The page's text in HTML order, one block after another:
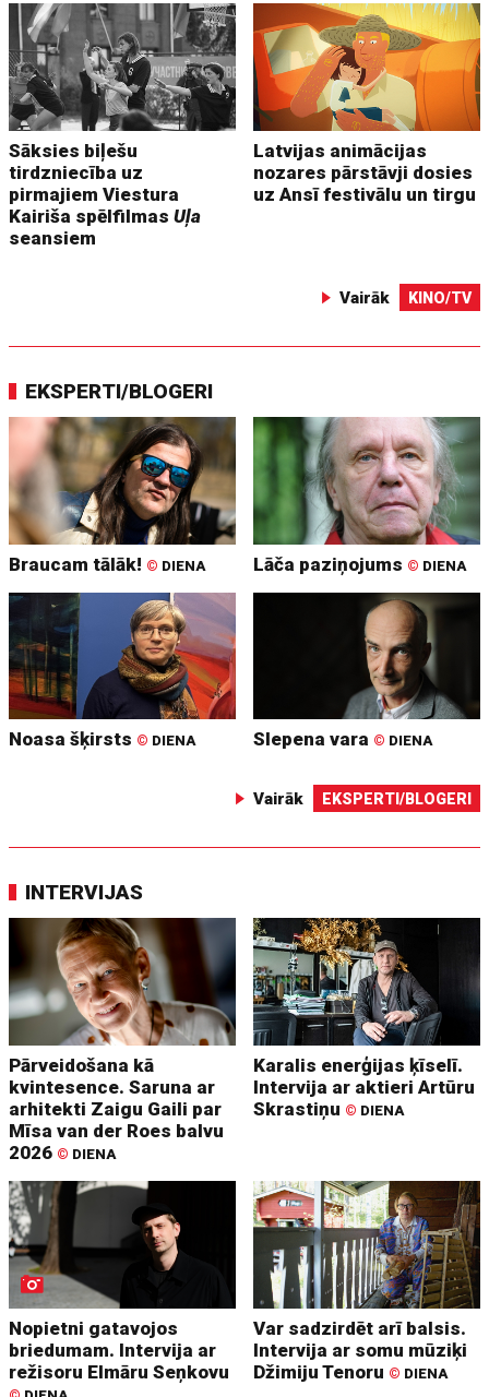
Sāksies biļešu
tirdzniecība uz
pirmajiem Viestura
Kairiša spēlfilmasUļa
seansiem
Latvijas animācijas
nozares pārstāvji dosies
uz Ansī festivālu un tirgu
Vairāk KINO/TV
EKSPERTI/BLOGERI
Braucam tālāk! © DIENA Lāča paziņojums © DIENA
Noasa šķirsts © DIENA Slepena vara © DIENA
Vairāk EKSPERTI/BLOGERI
INTERVIJAS
Pārveidošana kā
kvintesence. Saruna ar
arhitekti Zaigu Gaili par
Mīsa van der Roes balvu
2026 © DIENA
Karalis enerģijas ķīselī.
Intervija ar aktieri Artūru
Skrastiņu © DIENA
Nopietni gatavojos
briedumam. Intervija ar
režisoru Elmāru Seņkovu
Var sadzirdēt arī balsis.
Intervija ar somu mūziķi
Džimiju Tenoru © DIENA